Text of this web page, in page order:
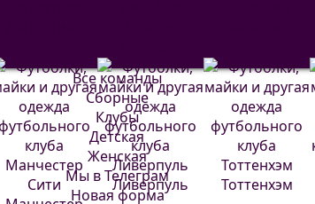
Ливерпуль Тоттенхэм
Все команды
Сборные
Клубы
Детская
Женская
Мы в Телеграм
Новая форма